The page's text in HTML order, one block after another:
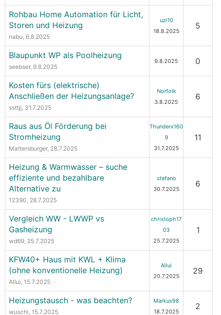
Rohbau Home Automation für Licht,
Storen und Heizung
nabu, 6.8.2025
uzi10
18.8.2025
5
Blaupunkt WP als Poolheizung
seebser, 9.8.2025
9.8.2025 0
Kosten fürs (elektrische)
Anschließen der Heizungsanlage?
ssttjj, 31.7.2025
Norfolk
3.8.2025
6
Raus aus Öl Förderung bei
Stromheizung
Mattersburger, 28.7.2025
Thunderx160
9
31.7.2025
11
Heizung & Warmwasser – suche
effiziente und bezahlbare
Alternative zu
12390, 28.7.2025
stefano
30.7.2025
6
Vergleich WW - LWWP vs
Gasheizung
wd69, 25.7.2025
christoph17
03
25.7.2025
1
KFW40+ Haus mit KWL + Klima
(ohne konventionelle Heizung)
Allui, 15.7.2025
Allui
20.7.2025
29
Heizungstausch - was beachten?
wuschi, 15.7.2025
Markus98
18.7.2025
2